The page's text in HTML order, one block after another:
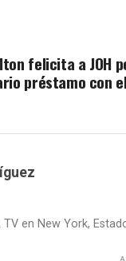
felicita a JOH
préstamo con el
en New York,